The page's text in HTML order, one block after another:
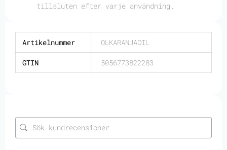
tillsluten efter varje användning.
Artikelnummer OLKARANJAOIL
GTIN 5056773822283